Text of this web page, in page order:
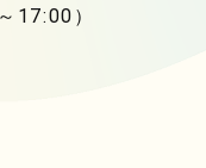
17:00）